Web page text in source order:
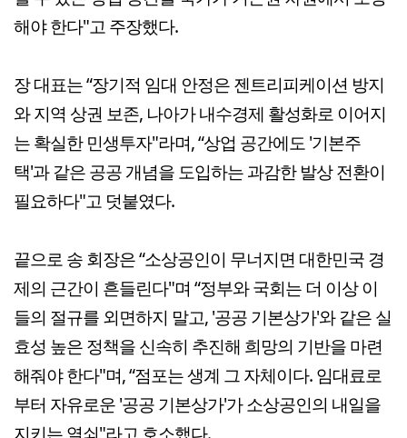
해야 한다"고 주장했다.
장 대표는 “장기적 임대 안정은 젠트리피케이션 방지
와 지역 상권 보존, 나아가 내수경제 활성화로 이어지
는 확실한 민생투자"라며, “상업 공간에도 '기본주
택'과 같은 공공 개념을 도입하는 과감한 발상 전환이
필요하다"고 덧붙였다.
끝으로 송 회장은 “소상공인이 무너지면 대한민국 경
제의 근간이 흔들린다"며 “정부와 국회는 더 이상 이
들의 절규를 외면하지 말고, '공공 기본상가'와 같은 실
효성 높은 정책을 신속히 추진해 희망의 기반을 마련
해줘야 한다"며, “점포는 생계 그 자체이다. 임대료로
부터 자유로운 '공공 기본상가'가 소상공인의 내일을
지키는 열쇠"라고 호소했다.